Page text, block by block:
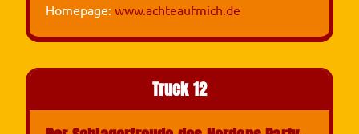
Homepage: www.achteaufmich.de
Truck 12